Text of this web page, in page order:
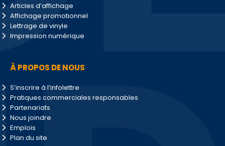
Articles d’affichage
Affichage promotionnel
Lettrage de vinyle
Impression numérique
À PROPOS DE NOUS
S’inscrire à l’infolettre
Pratiques commerciales responsables
Partenariats
Nous joindre
Emplois
Plan du site